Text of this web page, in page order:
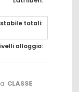
stabile totali:
alloggio:
CLASSE